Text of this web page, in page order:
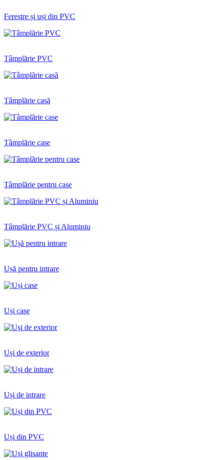
Ferestre și uși din PVC
Tâmplărie PVC
Tâmplărie casă
Tâmplărie case
Tâmplărie pentru case
Tâmplărie PVC și Aluminiu
Ușă pentru intrare
Uși case
Uși de exterior
Uși de intrare
Uși din PVC